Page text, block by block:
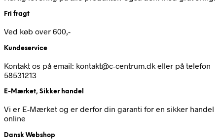
Fri fragt
Ved køb over 600,-
Kundeservice
Kontakt os på email: kontakt@c-centrum.dk eller på telefon
58531213
E-Mærket, Sikker handel
Vi er E-Mærket og er derfor din garanti for en sikker handel
online
Dansk Webshop